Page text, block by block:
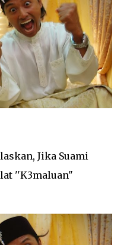
Jika Suami
''K3maluan"